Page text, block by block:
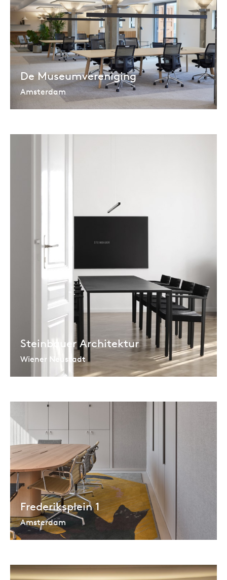
De Museumvereniging
Amsterdam
Steinbauer Architektur
Wiener Neustadt
Frederiksplein 1
Amsterdam